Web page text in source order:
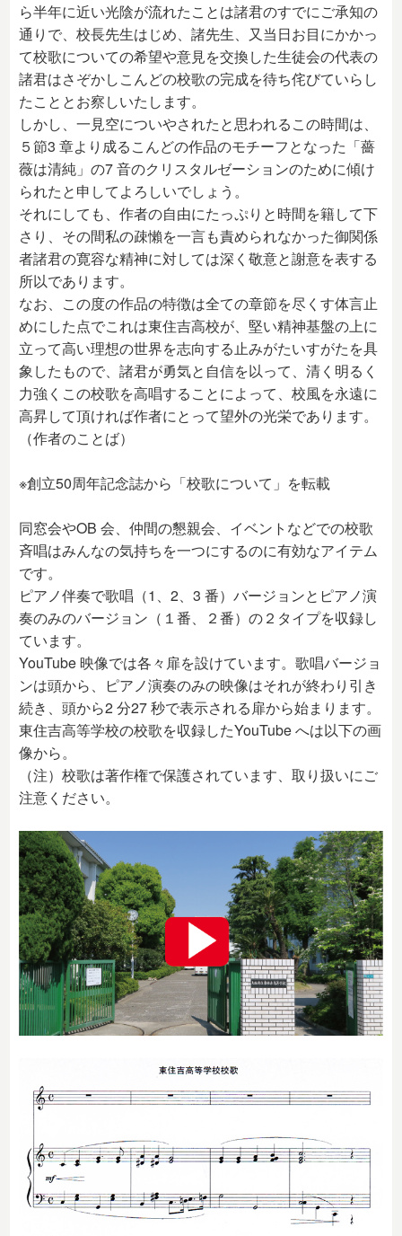
ら半年に近い光陰が流れたことは諸君のすでにご承知の
通りで、校長先生はじめ、諸先生、又当日お目にかかっ
て校歌についての希望や意見を交換した生徒会の代表の
諸君はさぞかしこんどの校歌の完成を待ち侘びていらし
たこととお察しいたします。
しかし、一見空についやされたと思われるこの時間は、
５節3 章より成るこんどの作品のモチーフとなった「薔
薇は清純」の7 音のクリスタルゼーションのために傾け
られたと申してよろしいでしょう。
それにしても、作者の自由にたっぷりと時間を籍して下
さり、その間私の疎懶を一言も責められなかった御関係
者諸君の寛容な精神に対しては深く敬意と謝意を表する
所以であります。
なお、この度の作品の特徴は全ての章節を尽くす体言止
めにした点でこれは東住吉高校が、堅い精神基盤の上に
立って高い理想の世界を志向する止みがたいすがたを具
象したもので、諸君が勇気と自信を以って、清く明るく
力強くこの校歌を高唱することによって、校風を永遠に
高昇して頂ければ作者にとって望外の光栄であります。
（作者のことば）
※創立50周年記念誌から「校歌について」を転載
同窓会やOB 会、仲間の懇親会、イベントなどでの校歌
斉唱はみんなの気持ちを一つにするのに有効なアイテム
です。
ピアノ伴奏で歌唱（1、2、3 番）バージョンとピアノ演
奏のみのバージョン（１番、２番）の２タイプを収録し
ています。
YouTube 映像では各々扉を設けています。歌唱バージョ
ンは頭から、ピアノ演奏のみの映像はそれが終わり引き
続き、頭から2 分27 秒で表示される扉から始まります。
東住吉高等学校の校歌を収録したYouTube へは以下の画
像から。
（注）校歌は著作権で保護されています、取り扱いにご
注意ください。